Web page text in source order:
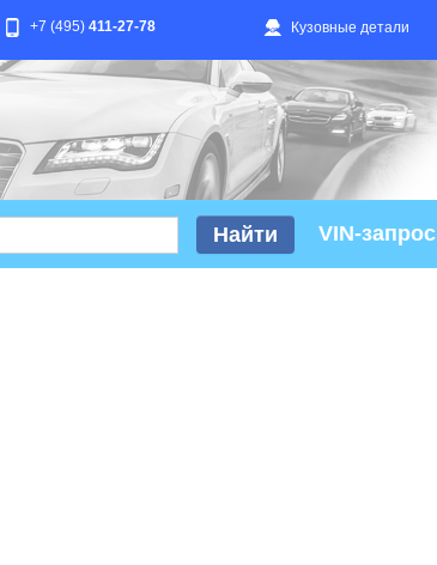
Кузовные детали
+7 (495) 411-27-78
VIN-запрос